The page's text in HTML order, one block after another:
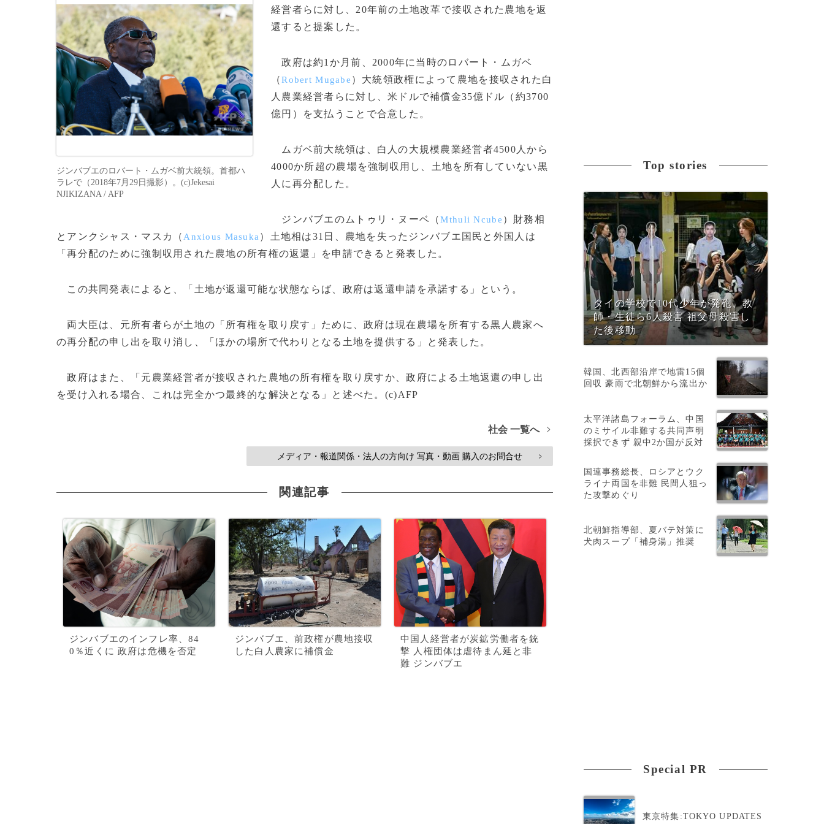
ジンバブエのロバート・ムガベ前大統領。首都ハ
ラレで（2018年7月29日撮影）。(c)Jekesai
NJIKIZANA / AFP
経営者らに対し、20年前の土地改革で接収された農地を返
還すると提案した。
政府は約1か月前、2000年に当時のロバート・ムガベ
（Robert Mugabe ）大統領政権によって農地を接収された白
人農業経営者らに対し、米ドルで補償金35億ドル（約3700
億円）を支払うことで合意した。
ムガベ前大統領は、白人の大規模農業経営者4500人から
4000か所超の農場を強制収用し、土地を所有していない黒
人に再分配した。
ジンバブエのムトゥリ・ヌーベ（Mthuli Ncube ）財務相
とアンクシャス・マスカ（ Anxious Masuka ）土地相は31日、農地を失ったジンバブエ国民と外国人は
「再分配のために強制収用された農地の所有権の返還」を申請できると発表した。
この共同発表によると、「土地が返還可能な状態ならば、政府は返還申請を承諾する」という。
両大臣は、元所有者らが土地の「所有権を取り戻す」ために、政府は現在農場を所有する黒人農家へ
の再分配の申し出を取り消し、「ほかの場所で代わりとなる土地を提供する」と発表した。
政府はまた、「元農業経営者が接収された農地の所有権を取り戻すか、政府による土地返還の申し出
を受け入れる場合、これは完全かつ最終的な解決となる」と述べた。(c)AFP
社会 一覧へ >
メディア・報道関係・法人の方向け 写真・動画 購入のお問合せ >
関連記事
ジンバブエのインフレ率、84
0％近くに 政府は危機を否定
ジンバブエ、前政権が農地接収
した白人農家に補償金
中国人経営者が炭鉱労働者を銃
撃 人権団体は虐待まん延と非
難 ジンバブエ
Top stories
タイの学校で10代少年が発砲、教
師・生徒ら6人殺害 祖父母殺害し
た後移動
韓国、北西部沿岸で地雷15個
回収 豪雨で北朝鮮から流出か
太平洋諸島フォーラム、中国
のミサイル非難する共同声明
採択できず 親中2か国が反対
国連事務総長、ロシアとウク
ライナ両国を非難 民間人狙っ
た攻撃めぐり
北朝鮮指導部、夏バテ対策に
犬肉スープ「補身湯」推奨
Special PR
東京特集:TOKYO UPDATES